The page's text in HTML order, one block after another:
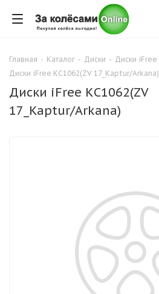
Главная - Каталог - Диски - Диски iFree
Диски iFree КС1062(ZV 17_Kaptur/Arkana)
Диски iFree КС1062(ZV
17_Kaptur/Arkana)